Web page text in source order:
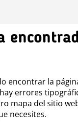
encontrar la
errores
mapa del sitio
necesites.